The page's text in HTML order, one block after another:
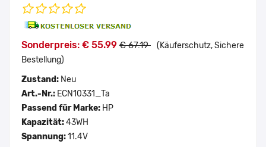
Sonderpreis: € 55.99 € 67.19 (Käuferschutz, Sichere
Bestellung)
Zustand: Neu
Art.-Nr.: ECN10331_Ta
Passend für Marke: HP
Kapazität:43WH
Spannung:11.4V